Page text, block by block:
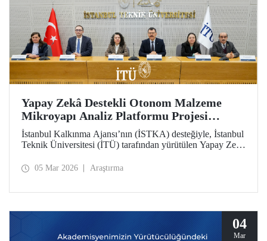
Yapay Zekâ Destekli Otonom Malzeme
Mikroyapı Analiz Platformu Projesi
(iMAT) Tanıtım Toplantısı Düzenlendi
İstanbul Kalkınma Ajansı’nın (İSTKA) desteğiyle, İstanbul
Teknik Üniversitesi (İTÜ) tarafından yürütülen Yapay Zekâ
Projesi’nin (iMAT) tanıtım toplantısı İstanbul Vali
Sanayicileri Derneği (TÜDÖKSAD) Genel Sekreteri
05 Mar 2026 Araştırma
04
Mar